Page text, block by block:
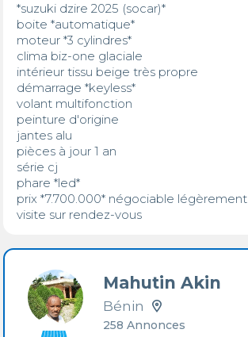
*suzuki dzire 2025 (socar)*
boite *automatique*
moteur *3 cylindres*
clima biz-one glaciale
intérieur tissu beige très propre
démarrage *keyless*
volant multifonction
peinture d'origine
jantes alu
pièces à jour 1 an
série cj
phare *led*
prix *7.700.000* négociable légèrement
visite sur rendez-vous
Mahutin Akin
Bénin
258 Annonces